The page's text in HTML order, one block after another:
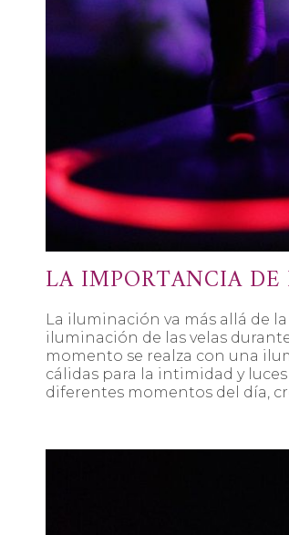
LA IMPORTANCIA
La iluminación va más allá de
iluminación de las velas
momento se realza con una
cálidas para la intimidad y
diferentes momentos del día,